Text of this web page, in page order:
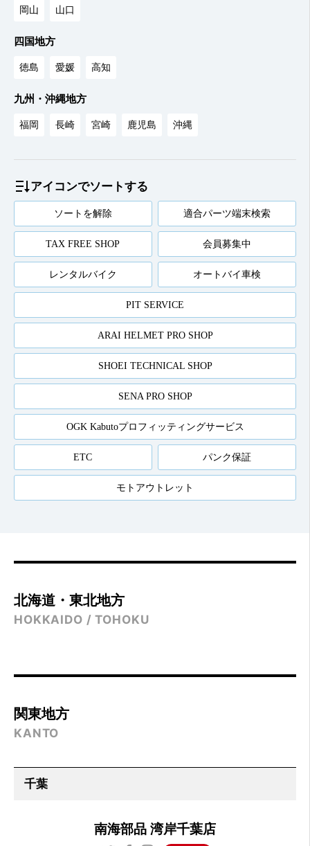
岡山 山口
四国地方
徳島 愛媛 高知
九州・沖縄地方
福岡 長崎 宮崎 鹿児島 沖縄
アイコンでソートする
ソートを解除 適合パーツ端末検索
TAX FREE SHOP 会員募集中
レンタルバイク オートバイ車検
PIT SERVICE
ARAI HELMET PRO SHOP
SHOEI TECHNICAL SHOP
SENA PRO SHOP
OGK Kabutoプロフィッティングサービス
ETC パンク保証
モトアウトレット
北海道・東北地方
HOKKAIDO / TOHOKU
関東地方
KANTO
南海部品 湾岸千葉店